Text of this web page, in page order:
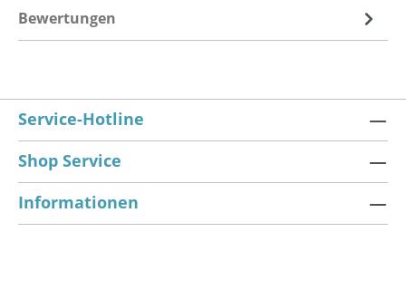
Bewertungen
Service-Hotline
Shop Service
Informationen